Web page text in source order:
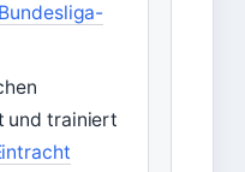
und trainiert